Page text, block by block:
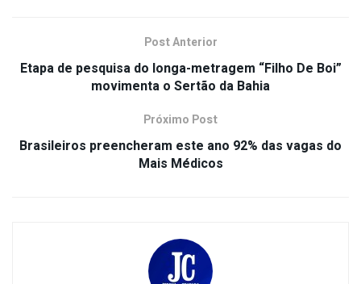
Post Anterior
Etapa de pesquisa do longa-metragem “Filho De Boi”
movimenta o Sertão da Bahia
Próximo Post
Brasileiros preencheram este ano 92% das vagas do
Mais Médicos